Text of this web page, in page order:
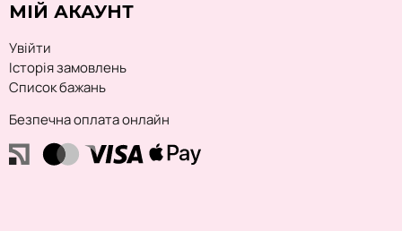
МІЙ АКАУНТ
Увійти
Історія замовлень
Список бажань
Безпечна оплата онлайн